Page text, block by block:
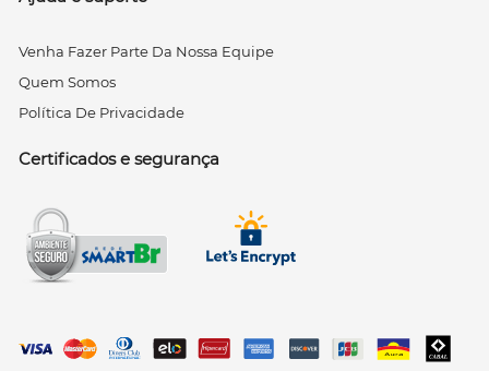
Venha Fazer Parte Da Nossa Equipe
Quem Somos
Política De Privacidade
Certificados e segurança